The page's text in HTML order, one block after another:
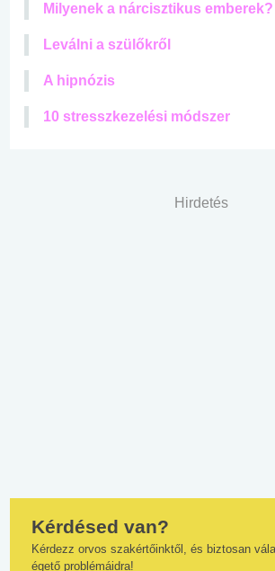
Milyenek a nárcisztikus emberek?
Leválni a szülőkről
A hipnózis
10 stresszkezelési módszer
Hirdetés
Kérdésed van?
Kérdezz orvos szakértőinktől, és biztosan
égető problémáidra!